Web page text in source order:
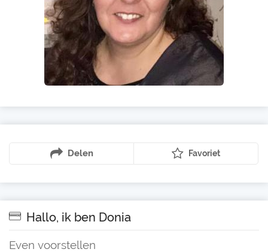
Delen Favoriet
Hallo, ik ben Donia
Even voorstellen